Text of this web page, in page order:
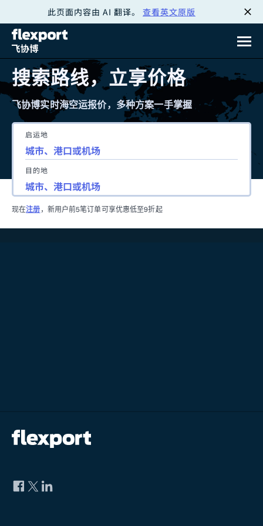
此页面内容由 AI 翻译。 查看英文原版
搜索路线，立享价格
飞协博实时海空运报价，多种方案一手掌握
启运地
目的地
现在注册 ，新用户前5笔订单可享优惠低至9折起